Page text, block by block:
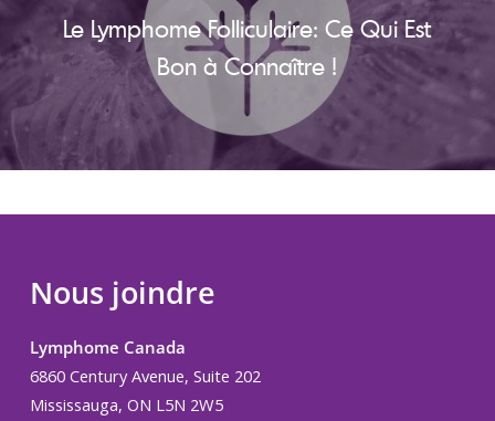
Le Lymphome Folliculaire: Ce Qui Est
Bon à Connaître !
Nous joindre
Lymphome Canada
6860 Century Avenue, Suite 202
Mississauga, ON L5N 2W5